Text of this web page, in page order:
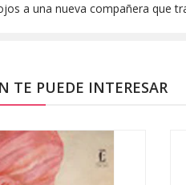
a una nueva compañera que
TE PUEDE INTERESAR